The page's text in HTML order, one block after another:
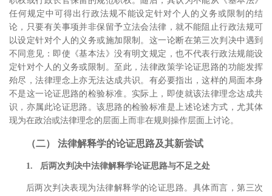
任何规定中可得出行政法规不能设定针对个人的义务或限制的结
论，只要有关事项并非保留予立法会法律，就不能阻止行政法规可
以设定针对个人的义务或施加限制。 这一论断在第三次判决中遇到
不同意见：即使《基本法》没有明文规定，也不代表行政法规能设
定针对个人的义务或限制。 至此，法律政策学论证思路的功能发挥
殆尽，法律理念上亦无法达成共识。有必要指出，这样的局面本身
不是这一论证思路的检验标准。实际上，即使就该法律理念达成共
识，亦属此论证思路。该思路的检验标准是上述论述方式，尤其体
现为在政治或法律理念的层面上而非在规则操作层面上讨论。
（二） 法律解释学的论证思路及其新尝试
1. 后两次判决中法律解释学论证思路与不足之处
后两次判决表现为法律解释学的论证思路。具体而言，第三次